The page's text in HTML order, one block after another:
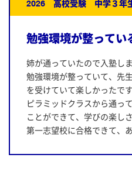
2026 高校受験 中学３年
勉強環境が整ってい
姉が通っていたので入塾しま
勉強環境が整っていて、先
を受けていて楽しかったです
ピラミッドクラスから通っ
ことができて、学びの楽し
第一志望校に合格できて、